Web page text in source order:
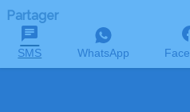
Partager
SMS WhatsApp